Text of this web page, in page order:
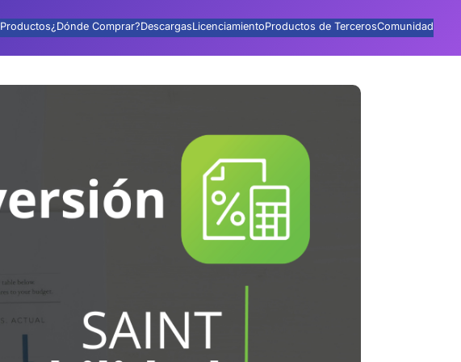
Productos¿Dónde Comprar?DescargasLicenciamientoProductos de TercerosComunidad